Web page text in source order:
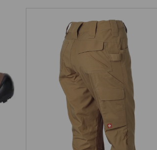
Werkbroek e.s.e:pic ripstop, dames